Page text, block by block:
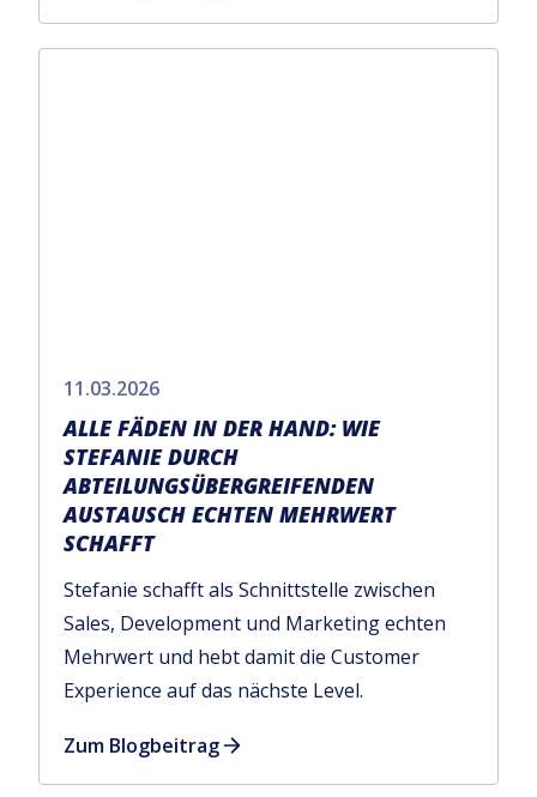
11.03.2026
ALLE FÄDEN IN DER HAND: WIE
STEFANIE DURCH
ABTEILUNGSÜBERGREIFENDEN
AUSTAUSCH ECHTEN MEHRWERT
SCHAFFT
Stefanie schafft als Schnittstelle zwischen
Sales, Development und Marketing echten
Mehrwert und hebt damit die Customer
Experience auf das nächste Level.
Zum Blogbeitrag